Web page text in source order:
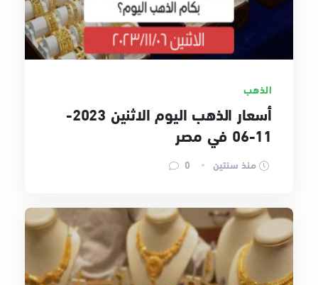
الذهب
أسعار الذهب اليوم الاثنين 2023-
11-06 في مصر
منذ سنتين